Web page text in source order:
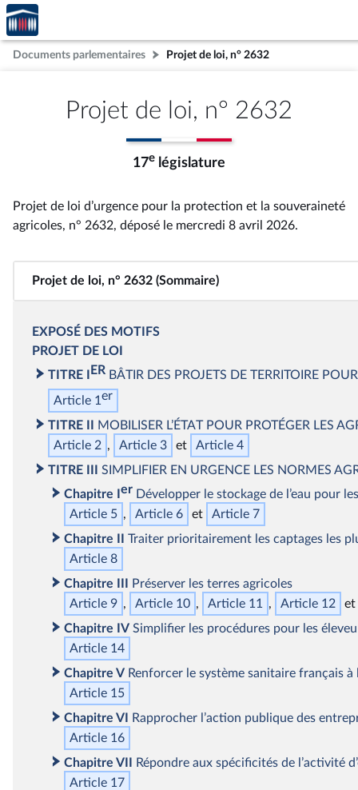
Aller au contenu
Aller en bas de la page
Accèder
à la
page
d'accueil
Documents parlementaires Projet de loi, n° 2632
Projet de loi, n° 2632
17e législature
Projet de loi d’urgence pour la protection et la souveraineté
agricoles, n° 2632, déposé le mercredi 8 avril 2026.
Projet de loi, n° 2632 (Sommaire)
EXPOSÉ DES MOTIFS
PROJET DE LOI
TITRE I
ER BÂTIR DES PROJETS DE TERRITOIRE
Article 1 er
TITRE II
MOBILISER L’ÉTAT POUR PROTÉGER LES
Article 2
Article 3
Article 4
TITRE III
SIMPLIFIER EN URGENCE LES NORMES
Chapitre I er Développer le stockage de l’eau pour
Article 5
Article 6
Article 7
Chapitre II
Traiter prioritairement les captages les
Article 8
Chapitre III
Préserver les terres agricoles
Article 9
Article 10 Article 11
Article 12
Chapitre IV Simplifier les procédures pour les
Article 14
Chapitre V Renforcer le système sanitaire français
Article 15
Chapitre VI
Rapprocher l’action publique des
Article 16
Chapitre VII
Répondre aux spécificités de l’activité
Article 17